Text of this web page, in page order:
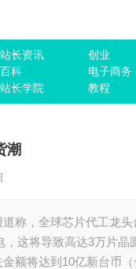
站长资讯 创业
百科 电子商务
站长学院 教程
潮
称，全球芯片代工龙
，这将导致高达3万片晶
额将达到10亿新台币